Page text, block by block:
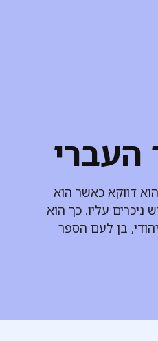
העברי
דווקא כאשר הוא
ניכרים עליו. כך הוא
בן לעם הספר